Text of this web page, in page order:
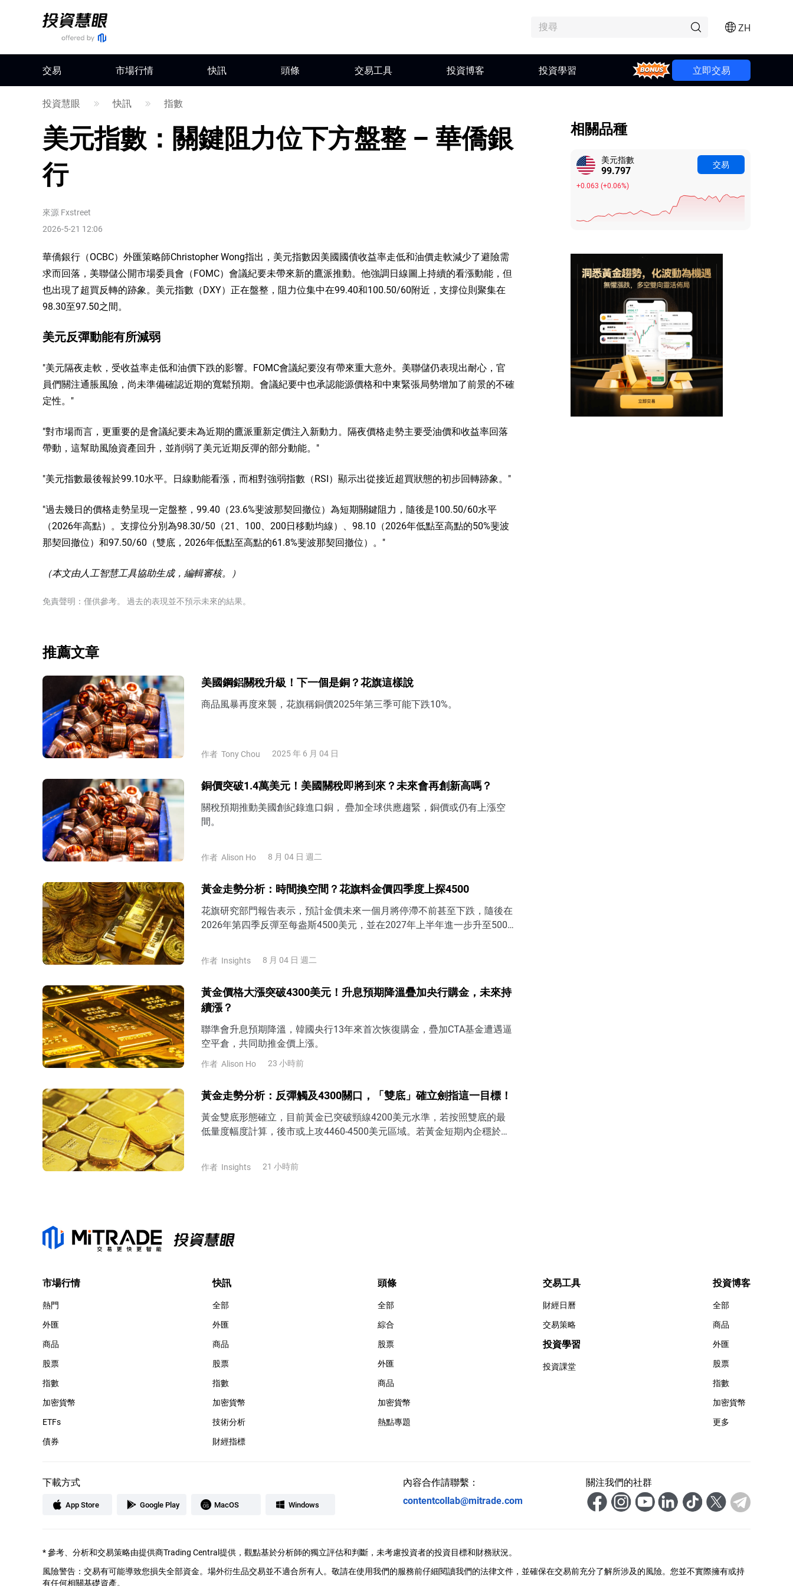
ZH
交易 市場行情 快訊 頭條 交易工具 投資博客 投資學習 Bonus 立即交易
投資慧眼 快訊 指數
美元指數：關鍵阻力位下方盤整 – 華僑銀
行
來源 Fxstreet
2026-5-21 12:06
華僑銀行（OCBC）外匯策略師Christopher Wong指出，美元指數因美國國債收益率走低和油價走軟減少了避險需
求而回落，美聯儲公開市場委員會（FOMC）會議紀要未帶來新的鷹派推動。他強調日線圖上持續的看漲動能，但
也出現了超買反轉的跡象。美元指數（DXY）正在盤整，阻力位集中在99.40和100.50/60附近，支撐位則聚集在
98.30至97.50之間。
美元反彈動能有所減弱
"美元隔夜走軟，受收益率走低和油價下跌的影響。FOMC會議紀要沒有帶來重大意外。美聯儲仍表現出耐心，官
員們關注通脹風險，尚未準備確認近期的寬鬆預期。會議紀要中也承認能源價格和中東緊張局勢增加了前景的不確
定性。"
"對市場而言，更重要的是會議紀要未為近期的鷹派重新定價注入新動力。隔夜價格走勢主要受油價和收益率回落
帶動，這幫助風險資產回升，並削弱了美元近期反彈的部分動能。"
"美元指數最後報於99.10水平。日線動能看漲，而相對強弱指數（RSI）顯示出從接近超買狀態的初步回轉跡象。"
"過去幾日的價格走勢呈現一定盤整，99.40（23.6%斐波那契回撤位）為短期關鍵阻力，隨後是100.50/60水平
（2026年高點）。支撐位分別為98.30/50（21、100、200日移動均線）、98.10（2026年低點至高點的50%斐波
那契回撤位）和97.50/60（雙底，2026年低點至高點的61.8%斐波那契回撤位）。"
（本文由人工智慧工具協助生成，編輯審核。）
免責聲明：僅供參考。 過去的表現並不預示未來的結果。
推薦文章
美國鋼鋁關稅升級！下一個是銅？花旗這樣說
商品風暴再度來襲，花旗稱銅價2025年第三季可能下跌10%。
作者 Tony Chou 2025 年 6 月 04 日
銅價突破1.4萬美元！美國關稅即將到來？未來會再創新高嗎？
關稅預期推動美國創紀錄進口銅， 疊加全球供應趨緊，銅價或仍有上漲空
間。
作者 Alison Ho 8 月 04 日 週二
黃金走勢分析：時間換空間？花旗料金價四季度上探4500
花旗研究部門報告表示，預計金價未來一個月將停滯不前甚至下跌，隨後在
2026年第四季反彈至每盎斯4500美元，並在2027年上半年進一步升至5000
作者 Insights 8 月 04 日 週二
黃金價格大漲突破4300美元！升息預期降溫疊加央行購金，未來持
續漲？
聯準會升息預期降溫，韓國央行13年來首次恢復購金，疊加CTA基金遭遇逼
空平倉，共同助推金價上漲。
作者 Alison Ho 23 小時前
黃金走勢分析：反彈觸及4300關口，「雙底」確立劍指這一目標！
黃金雙底形態確立，目前黃金已突破頸線4200美元水準，若按照雙底的最
低量度幅度計算，後市或上攻4460-4500美元區域。若黃金短期內企穩於
作者 Insights 21 小時前
相關品種
美元指數
99.800
+0.066 (+0.07%)
交易
市場行情
熱門
外匯
商品
股票
指數
加密貨幣
ETFs
債券
快訊
全部
外匯
商品
股票
指數
加密貨幣
技術分析
財經指標
頭條
全部
綜合
股票
外匯
商品
加密貨幣
熱點專題
交易工具
財經日曆
交易策略
投資學習
投資課堂
投資博客
全部
商品
外匯
股票
指數
加密貨幣
更多
下載方式
App Store Google Play MacOS Windows
內容合作請聯繫：
contentcollab@mitrade.com
關注我們的社群
*參考、分析和交易策略由提供商Trading Central提供，觀點基於分析師的獨立評估和判斷，未考慮投資者的投資目標和財務狀況。
風險警告：交易有可能導致您損失全部資金。場外衍生品交易並不適合所有人。敬請在使用我們的服務前仔細閱讀我們的法律文件，並確保在交易前充分了解所涉及的風險。您並不實際擁有或持
有任何相關基礎資產。